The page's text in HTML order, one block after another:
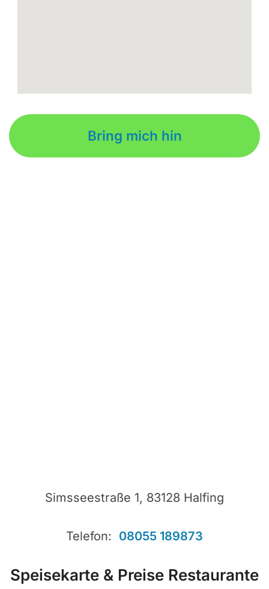
Bring mich hin
Simsseestraße 1, 83128 Halfing
Telefon: 08055 189873
Speisekarte & Preise Restaurante